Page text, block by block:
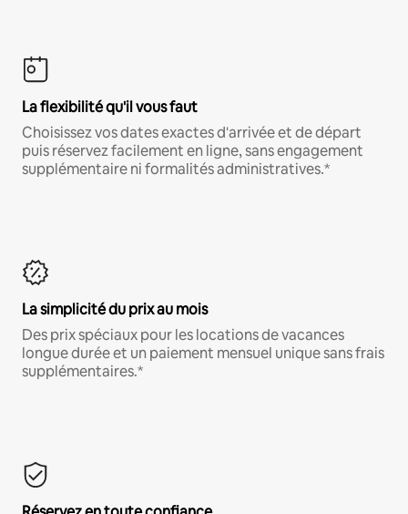
La flexibilité qu'il vous faut
Choisissez vos dates exactes d'arrivée et de départ
puis réservez facilement en ligne, sans engagement
supplémentaire ni formalités administratives.*
La simplicité du prix au mois
Des prix spéciaux pour les locations de vacances
longue durée et un paiement mensuel unique sans frais
supplémentaires.*